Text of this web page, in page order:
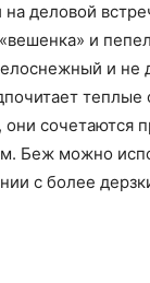
деловой
и
и не
теплые
сочетаются
Беж можно
с более